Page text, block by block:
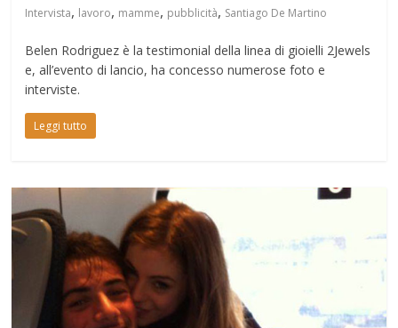
Intervista, lavoro, mamme, pubblicità, Santiago De Martino
Belen Rodriguez è la testimonial della linea di gioielli 2Jewels
e, all’evento di lancio, ha concesso numerose foto e
interviste.
Leggi tutto